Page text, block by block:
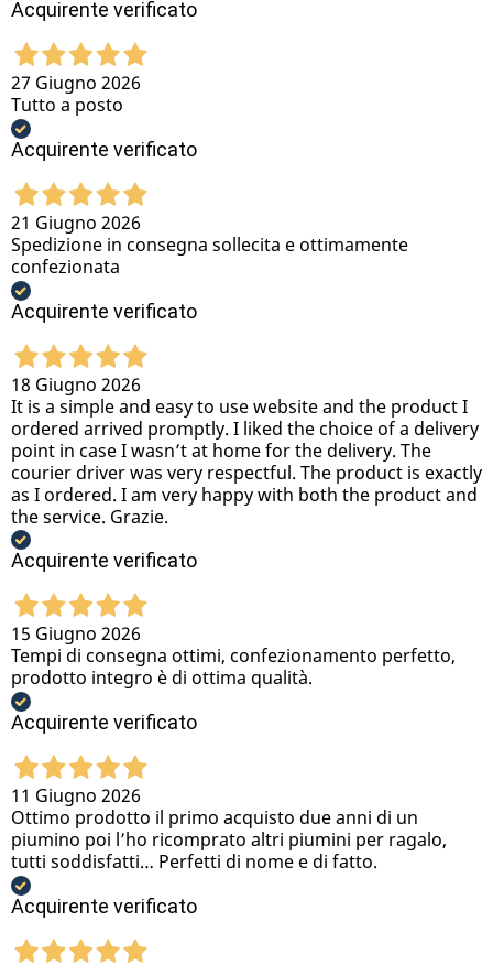
Acquirente verificato
27 Giugno 2026
Tutto a posto
Acquirente verificato
21 Giugno 2026
Spedizione in consegna sollecita e ottimamente
confezionata
Acquirente verificato
18 Giugno 2026
It is a simple and easy to use website and the product I
ordered arrived promptly. I liked the choice of a delivery
point in case I wasn’t at home for the delivery. The
courier driver was very respectful. The product is exactly
as I ordered. I am very happy with both the product and
the service. Grazie.
Acquirente verificato
15 Giugno 2026
Tempi di consegna ottimi, confezionamento perfetto,
prodotto integro è di ottima qualità.
Acquirente verificato
11 Giugno 2026
Ottimo prodotto il primo acquisto due anni di un
piumino poi l’ho ricomprato altri piumini per ragalo,
tutti soddisfatti… Perfetti di nome e di fatto.
Acquirente verificato